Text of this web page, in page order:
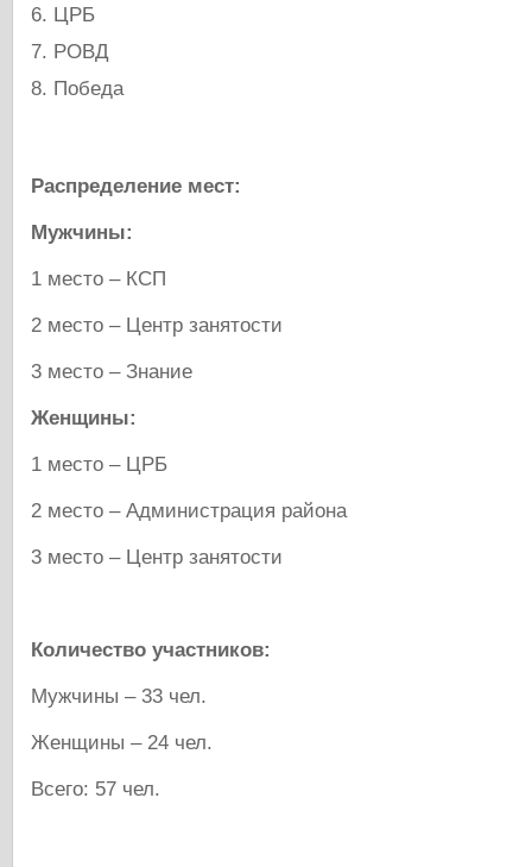
ЦРБ
РОВД
Победа
Распределение мест:
Мужчины:
1 место – КСП
2 место – Центр занятости
3 место – Знание
Женщины:
1 место – ЦРБ
2 место – Администрация района
3 место – Центр занятости
Количество участников:
Мужчины – 33 чел.
Женщины – 24 чел.
Всего: 57 чел.